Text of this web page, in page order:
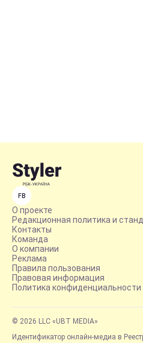
FB
О проекте
Редакционная политика и
Контакты
Команда
О компании
Реклама
Правила пользования
Правовая информация
Политика конфиденциальности
© 2026 LLC «UBT MEDIA»
Идентификатор онлайн-медиа в